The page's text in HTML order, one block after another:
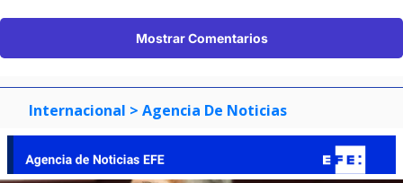
Mostrar Comentarios
Internacional > Agencia De Noticias